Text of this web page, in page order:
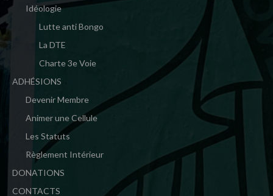
Idéologie
Lutte anti Bongo
La DTE
Charte 3e Voie
ADHÉSIONS
Devenir Membre
Animer une Cellule
Les Statuts
Règlement Intérieur
DONATIONS
CONTACTS